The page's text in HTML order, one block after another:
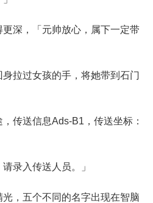
深，「元帅放心，属下一定带
拉过女孩的手，将她带到石门
送信息Ads-B1，传送坐标：
录入传送人员。」
，五个不同的名字出现在智脑